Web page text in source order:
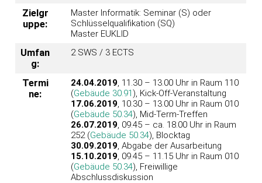
Zielgr
uppe:
Master Informatik: Seminar (S) oder
Schlüsselqualifikation (SQ)
Master EUKLID
Umfan
g:
2 SWS / 3 ECTS
Termi
ne:
24.04.2019, 11.30 – 13.00 Uhr in Raum 110
(Gebäude 30.91), Kick-Off-Veranstaltung
17.06.2019, 10.30 – 13.00 Uhr in Raum 010
(Gebäude 50.34), Mid-Term-Treffen
26.07.2019, 09.45 – ca. 18.00 Uhr in Raum
252 (Gebäude 50.34), Blocktag
30.09.2019, Abgabe der Ausarbeitung
15.10.2019, 09.45 – 11.15 Uhr in Raum 010
(Gebäude 50.34), Freiwillige
Abschlussdiskussion